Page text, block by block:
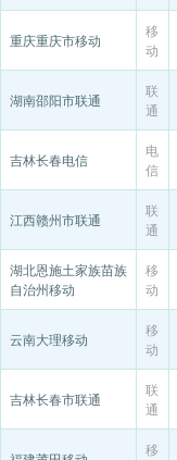
重庆重庆市移动
移
动
湖南邵阳市联通
联
通
吉林长春电信
电
信
江西赣州市联通
联
通
湖北恩施土家族苗族
自治州移动
移
动
云南大理移动
移
动
吉林长春市联通
联
通
移